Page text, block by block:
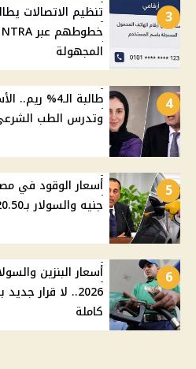
3
تنظيم الاتصالات
المجهولة
4
طالبة الـ4%
وتدرس الطب الشرعي
5
جنيه والسولار بـ20.50 جنيه
6
2026.. لا قرار
كاملة